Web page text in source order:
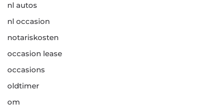
nl autos
nl occasion
notariskosten
occasion lease
occasions
oldtimer
om